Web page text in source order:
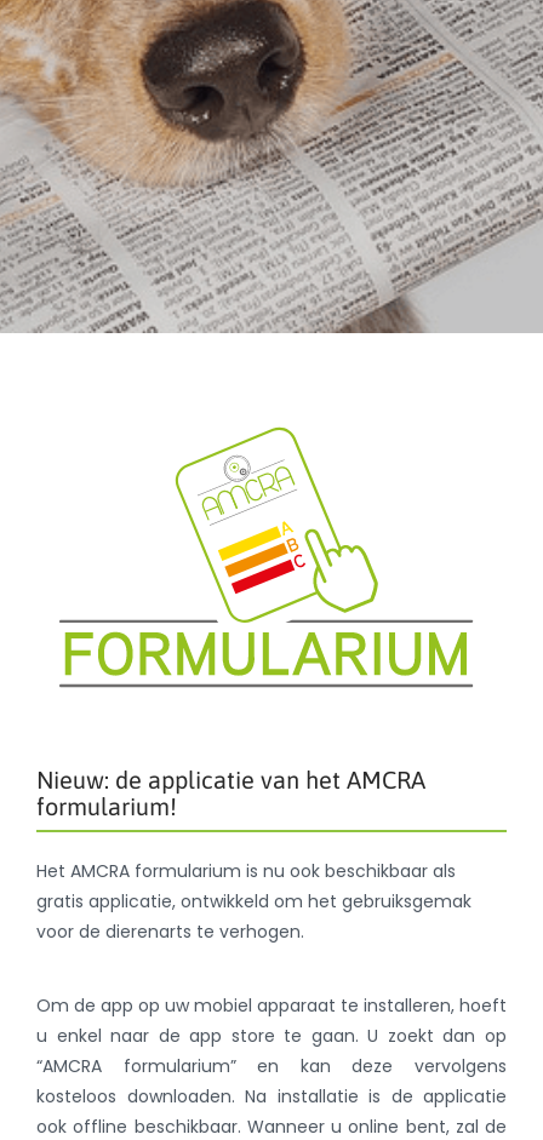
Nieuw: de applicatie van het AMCRA
formularium!
Het AMCRA formularium is nu ook beschikbaar als
gratis applicatie, ontwikkeld om het gebruiksgemak
voor de dierenarts te verhogen.
Om de app op uw mobiel apparaat te installeren, hoeft
u enkel naar de app store te gaan. U zoekt dan op
“AMCRA formularium” en kan deze vervolgens
kosteloos downloaden. Na installatie is de applicatie
ook offline beschikbaar. Wanneer u online bent, zal de